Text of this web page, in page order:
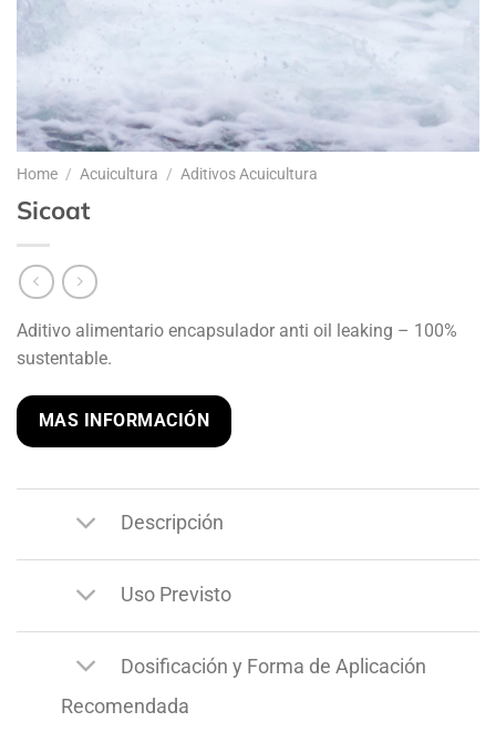
Home / Acuicultura / Aditivos Acuicultura
Sicoat
Aditivo alimentario encapsulador anti oil leaking – 100%
sustentable.
MAS INFORMACIÓN
Descripción
Uso Previsto
Dosificación y Forma de Aplicación
Recomendada